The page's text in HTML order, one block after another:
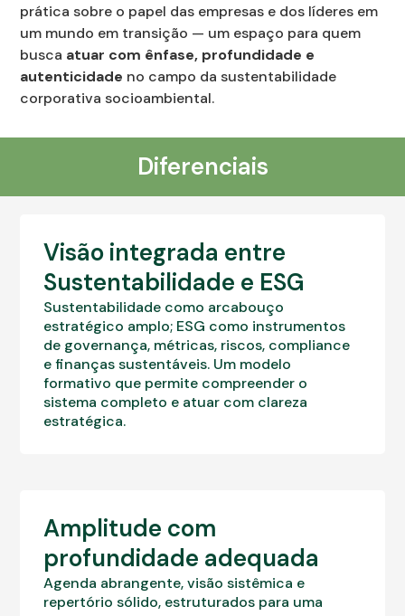
prática sobre o papel das empresas e dos líderes em
um mundo em transição — um espaço para quem
busca atuar com ênfase, profundidade e
autenticidade no campo da sustentabilidade
corporativa socioambiental.
Diferenciais
Visão integrada entre
Sustentabilidade e ESG
Sustentabilidade como arcabouço
estratégico amplo; ESG como instrumentos
de governança, métricas, riscos, compliance
e finanças sustentáveis. Um modelo
formativo que permite compreender o
sistema completo e atuar com clareza
estratégica.
Amplitude com
profundidade adequada
Agenda abrangente, visão sistêmica e
repertório sólido, estruturados para uma